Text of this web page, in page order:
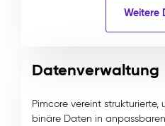
Weitere
Datenverwaltung
Pimcore vereint strukturierte,
binäre Daten in